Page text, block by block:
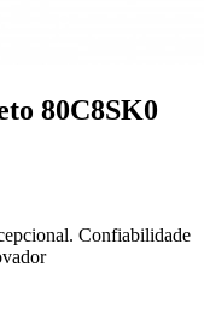
80C8SK0
Confiabilidade